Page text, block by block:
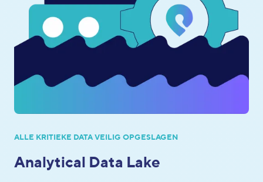
ALLE KRITIEKE DATA VEILIG OPGESLAGEN
Analytical Data Lake